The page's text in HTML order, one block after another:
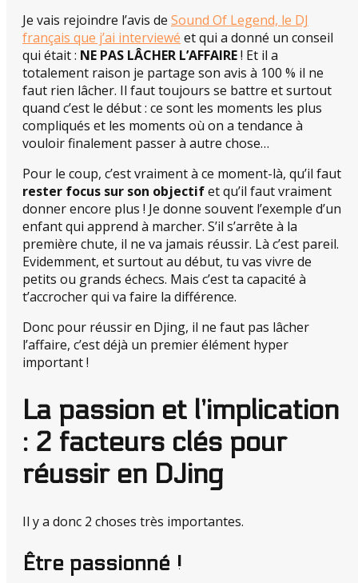
Je vais rejoindre l’avis de Sound Of Legend, le DJ
français que j’ai interviewé et qui a donné un conseil
qui était : NE PAS LÂCHER L’AFFAIRE! Et il a
totalement raison je partage son avis à 100 % il ne
faut rien lâcher. Il faut toujours se battre et surtout
quand c’est le début : ce sont les moments les plus
compliqués et les moments où on a tendance à
vouloir finalement passer à autre chose…
Pour le coup, c’est vraiment à ce moment-là, qu’il faut
rester focus sur son objectifet qu’il faut vraiment
donner encore plus ! Je donne souvent l’exemple d’un
enfant qui apprend à marcher. S’il s’arrête à la
première chute, il ne va jamais réussir. Là c’est pareil.
Evidemment, et surtout au début, tu vas vivre de
petits ou grands échecs. Mais c’est ta capacité à
t’accrocher qui va faire la différence.
Donc pour réussir en Djing, il ne faut pas lâcher
l’affaire, c’est déjà un premier élément hyper
important !
La passion et l’implication
: 2 facteurs clés pour
réussir en DJing
Il y a donc 2 choses très importantes.
Être passionné !